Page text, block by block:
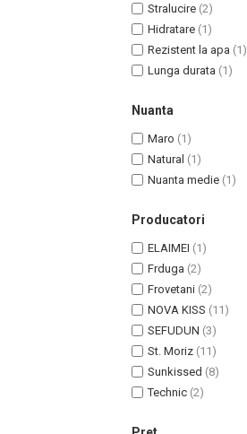
Stralucire (2)
Hidratare (1)
Rezistent la apa (1)
Lunga durata (1)
Nuanta
Maro (1)
Natural (1)
Nuanta medie (1)
Producatori
ELAIMEI (1)
Frduga (2)
Frovetani (2)
NOVA KISS (11)
SEFUDUN (3)
St. Moriz (11)
Sunkissed (8)
Technic (2)